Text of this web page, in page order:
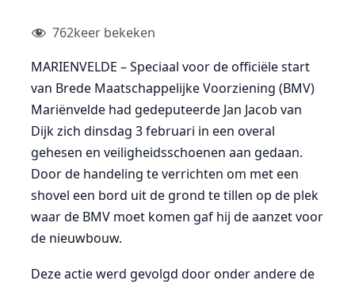
762keer bekeken
MARIENVELDE – Speciaal voor de officiële start
van Brede Maatschappelijke Voorziening (BMV)
Mariënvelde had gedeputeerde Jan Jacob van
Dijk zich dinsdag 3 februari in een overal
gehesen en veiligheidsschoenen aan gedaan.
Door de handeling te verrichten om met een
shovel een bord uit de grond te tillen op de plek
waar de BMV moet komen gaf hij de aanzet voor
de nieuwbouw.
Deze actie werd gevolgd door onder andere de